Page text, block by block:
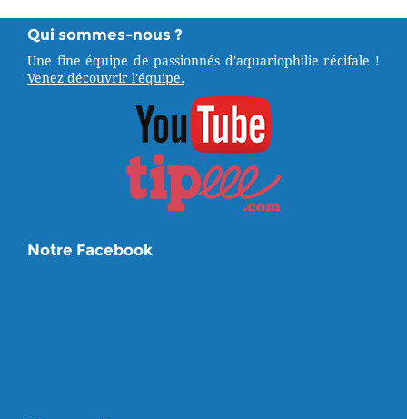
Qui sommes-nous ?
Une fine équipe de passionnés d'aquariophilie récifale !
Venez découvrir l'équipe.
Notre Facebook